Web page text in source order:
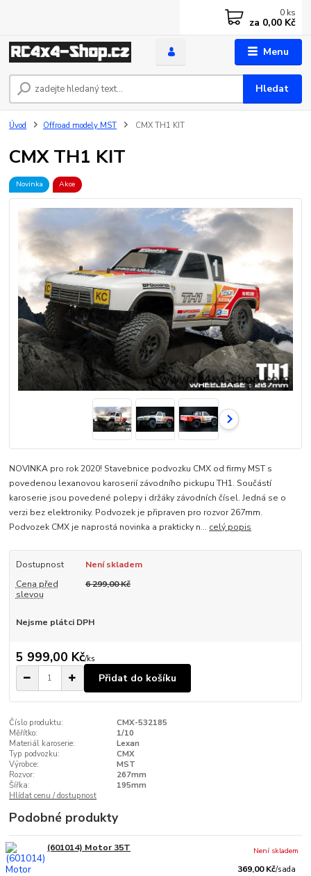
Menu
Hledat
0 ks
za 0,00 Kč
Úvod Offroad modely MST CMX TH1 KIT
CMX TH1 KIT
Novinka Akce
NOVINKA pro rok 2020! Stavebnice podvozku CMX od firmy MST s
povedenou lexanovou karoserií závodního pickupu TH1. Součástí
karoserie jsou povedené polepy i držáky závodních čísel. Jedná se o
verzi bez elektroniky. Podvozek je připraven pro rozvor 267mm.
Podvozek CMX je naprostá novinka a prakticky n... celý popis
Dostupnost
Není skladem
Cena před
slevou
6 299,00 Kč
Nejsme plátci DPH
5 999,00 Kč/ks
Přidat do košíku
Číslo produktu:
CMX-532185
Měřítko:
1/10
Materiál karoserie:
Lexan
Typ podvozku:
CMX
Výrobce:
MST
Rozvor:
267mm
Šířka:
195mm
Hlídat cenu / dostupnost
Podobné produkty
(601014) Motor 35T
369,00 Kč/sada
Není skladem